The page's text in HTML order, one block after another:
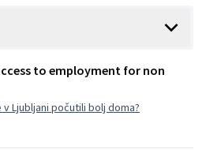
to employment for non
Ljubljani počutili bolj doma?